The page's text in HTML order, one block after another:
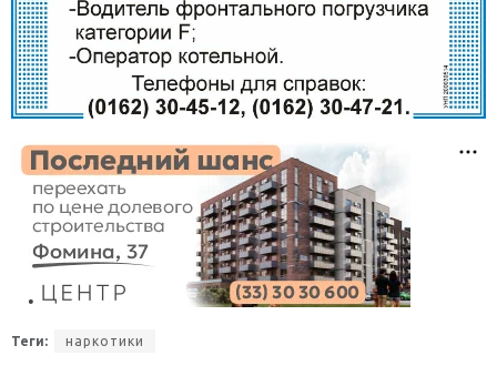
Теги: наркотики